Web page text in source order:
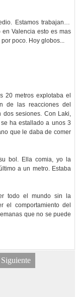
Estamos trabajando
Valencia esto es mas
poco. Hoy globos...
20 metros explotaba el
de las reacciones del
dos sesiones. Con Laki,
ha estallado a unos 3
que le daba de comer
bol. Ella comia, yo la
a un metro. Estaba
todo el mundo sin la
el comportamiento del
que no se puede